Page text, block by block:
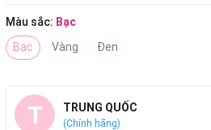
Màu sắc: Bạc
Bạc
Vàng Đen
T TRUNG QUỐC
(Chính hãng)